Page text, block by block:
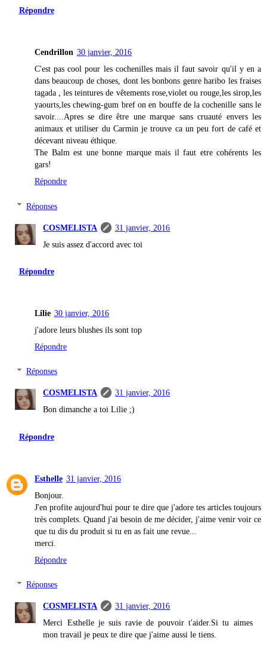
Répondre
Cendrillon 30 janvier, 2016
C'est pas cool pour les cochenilles mais il faut savoir qu'il y en a
dans beaucoup de choses, dont les bonbons genre haribo les fraises
tagada , les teintures de vêtements rose,violet ou rouge,les sirop,les
yaourts,les chewing-gum bref on en bouffe de la cochenille sans le
savoir....Apres se dire être une marque sans cruauté envers les
animaux et utiliser du Carmin je trouve ca un peu fort de café et
décevant niveau éthique.
The Balm est une bonne marque mais il faut etre cohérents les
gars!
Répondre
Réponses
COSMELISTA
31 janvier, 2016
Je suis assez d'accord avec toi
Répondre
Lilie 30 janvier, 2016
j'adore leurs blushes ils sont top
Répondre
Réponses
COSMELISTA
31 janvier, 2016
Bon dimanche a toi Lilie ;)
Répondre
Esthelle 31 janvier, 2016
Bonjour.
J'en profite aujourd'hui pour te dire que j'adore tes articles toujours
très complets. Quand j'ai besoin de me décider, j'aime venir voir ce
que tu dis du produit si tu en as fait une revue...
merci.
Répondre
Réponses
COSMELISTA
31 janvier, 2016
Merci Esthelle je suis ravie de pouvoir t'aider.Si tu aimes
mon travail je peux te dire que j'aime aussi le tiens.